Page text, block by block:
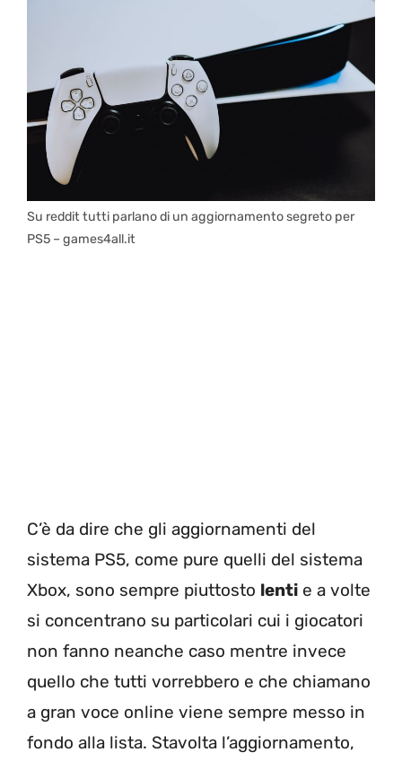
Su reddit tutti parlano di un aggiornamento segreto per
PS5 – games4all.it
C’è da dire che gli aggiornamenti del
sistema PS5, come pure quelli del sistema
Xbox, sono sempre piuttosto lenti e a volte
si concentrano su particolari cui i giocatori
non fanno neanche caso mentre invece
quello che tutti vorrebbero e che chiamano
a gran voce online viene sempre messo in
fondo alla lista. Stavolta l’aggiornamento,